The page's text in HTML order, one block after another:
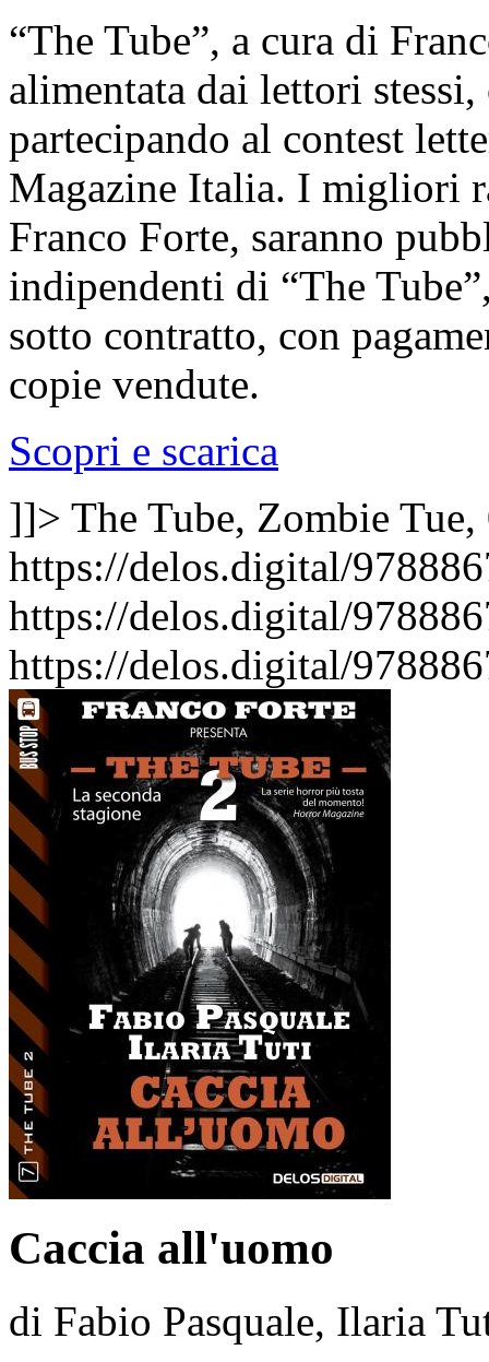
“The Tube”, a cura di
alimentata dai lettori
partecipando al contest
Magazine Italia. I migliori
Franco Forte, saranno
indipendenti di “The
sotto contratto, con
copie vendute.
Scopri e scarica
]]> The Tube, Zombie Tue,
https://delos.digital/
https://delos.digital/
https://delos.digital/
Caccia all'uomo
di Fabio Pasquale, Ilaria